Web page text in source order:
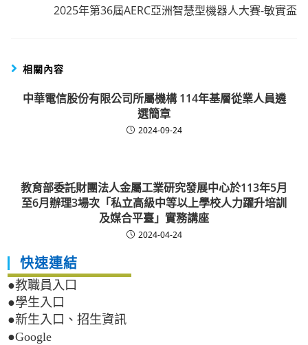
2025年第36屆AERC亞洲智慧型機器人大賽-敏實盃
相關內容
中華電信股份有限公司所屬機構 114年基層從業人員遴
選簡章
2024-09-24
教育部委託財團法人金屬工業研究發展中心於113年5月
至6月辦理3場次「私立高級中等以上學校人力躍升培訓
及媒合平臺」實務講座
2024-04-24
快速連結
●教職員入口
●學生入口
●新生入口、招生資訊
●Google